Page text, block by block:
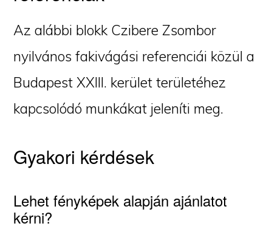
Az alábbi blokk Czibere Zsombor
nyilvános fakivágási referenciái közül a
Budapest XXIII. kerület területéhez
kapcsolódó munkákat jeleníti meg.
Gyakori kérdések
Lehet fényképek alapján ajánlatot
kérni?